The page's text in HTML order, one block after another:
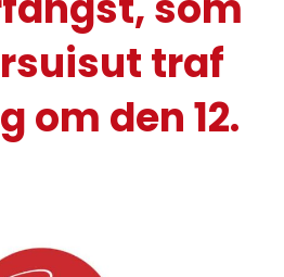
traf
om den 12.